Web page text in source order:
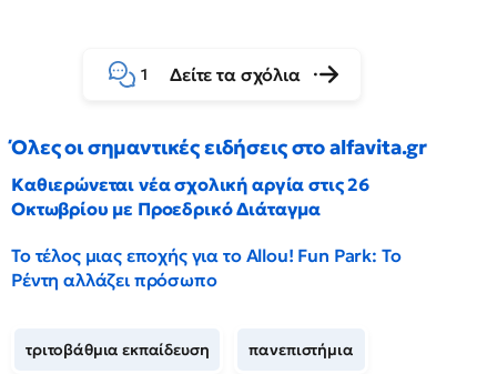
1 Δείτε τα σχόλια
Όλες οι σημαντικές ειδήσεις στο alfavita.gr
Καθιερώνεται νέα σχολική αργία στις 26
Οκτωβρίου με Προεδρικό Διάταγμα
Το τέλος μιας εποχής για το Allou! Fun Park: Το
Ρέντη αλλάζει πρόσωπο
τριτοβάθμια εκπαίδευση πανεπιστήμια